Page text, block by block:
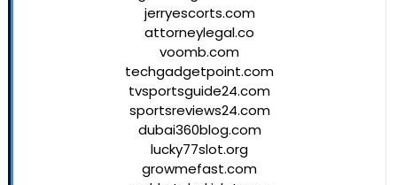
jerryescorts.com
attorneylegal.co
voomb.com
techgadgetpoint.com
tvsportsguide24.com
sportsreviews24.com
dubai360blog.com
lucky77slot.org
growmefast.com